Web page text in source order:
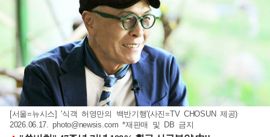
[서울=뉴시스] '식객 허영만의 백반기행'(사진=TV CHOSUN 제공)
2026.06.17.photo@newsis.com *재판매 및 DB 금지